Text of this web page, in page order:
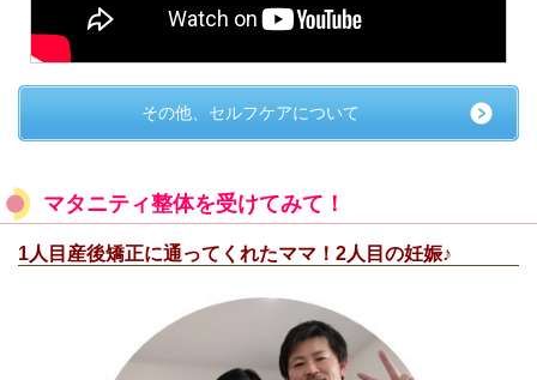
その他、セルフケアについて
マタニティ整体を受けてみて！
1人目産後矯正に通ってくれたママ！2人目の妊娠♪